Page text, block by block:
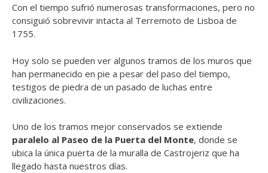
Con el tiempo sufrió numerosas transformaciones, pero no
consiguió sobrevivir intacta al Terremoto de Lisboa de
1755.
Hoy solo se pueden ver algunos tramos de los muros que
han permanecido en pie a pesar del paso del tiempo,
testigos de piedra de un pasado de luchas entre
civilizaciones.
Uno de los tramos mejor conservados se extiende
paralelo al Paseo de la Puerta del Monte, donde se
ubica la única puerta de la muralla de Castrojeriz que ha
llegado hasta nuestros días.